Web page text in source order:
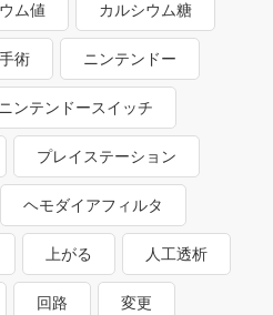
ム値 カルシウム糖
術 ニンテンドー
ニンテンドースイッチ
プレイステーション
ヘモダイアフィルタ
上がる 人工透析
回路 変更